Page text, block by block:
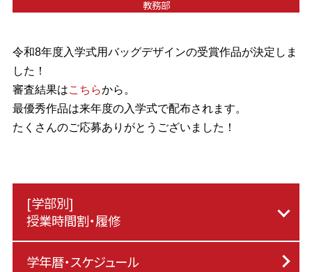
教務部
令和8年度入学式用バッグデザインの受賞作品が決定しま
した！
審査結果はこちらから。
最優秀作品は来年度の入学式で配布されます。
たくさんのご応募ありがとうございました！
[学部別]
授業時間割・履修
学年暦・スケジュール